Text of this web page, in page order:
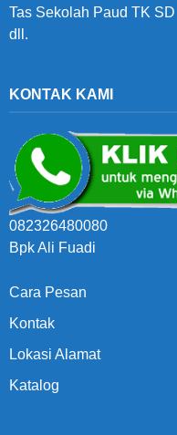
Tas Sekolah Paud TK SD
dll.
KONTAK KAMI
082326480080
Bpk Ali Fuadi
Cara Pesan
Kontak
Lokasi Alamat
Katalog